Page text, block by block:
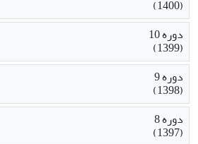
(1400)
دوره 10
(1399)
دوره 9
(1398)
دوره 8
(1397)